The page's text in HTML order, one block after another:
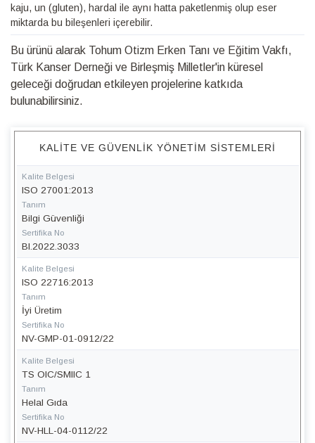
kaju, un (gluten), hardal ile aynı hatta paketlenmiş olup eser
miktarda bu bileşenleri içerebilir.
Bu ürünü alarak Tohum Otizm Erken Tanı ve Eğitim Vakfı,
Türk Kanser Derneği ve Birleşmiş Milletler'in küresel
geleceği doğrudan etkileyen projelerine katkıda
bulunabilirsiniz.
KALITE VE GÜVENLIK YÖNETIM SISTEMLERI
Kalite Belgesi
ISO 27001:2013
Tanım
Bilgi Güvenliği
Sertifika No
BI.2022.3033
Kalite Belgesi
ISO 22716:2013
Tanım
İyi Üretim
Sertifika No
NV-GMP-01-0912/22
Kalite Belgesi
TS OIC/SMIIC 1
Tanım
Helal Gıda
Sertifika No
NV-HLL-04-0112/22